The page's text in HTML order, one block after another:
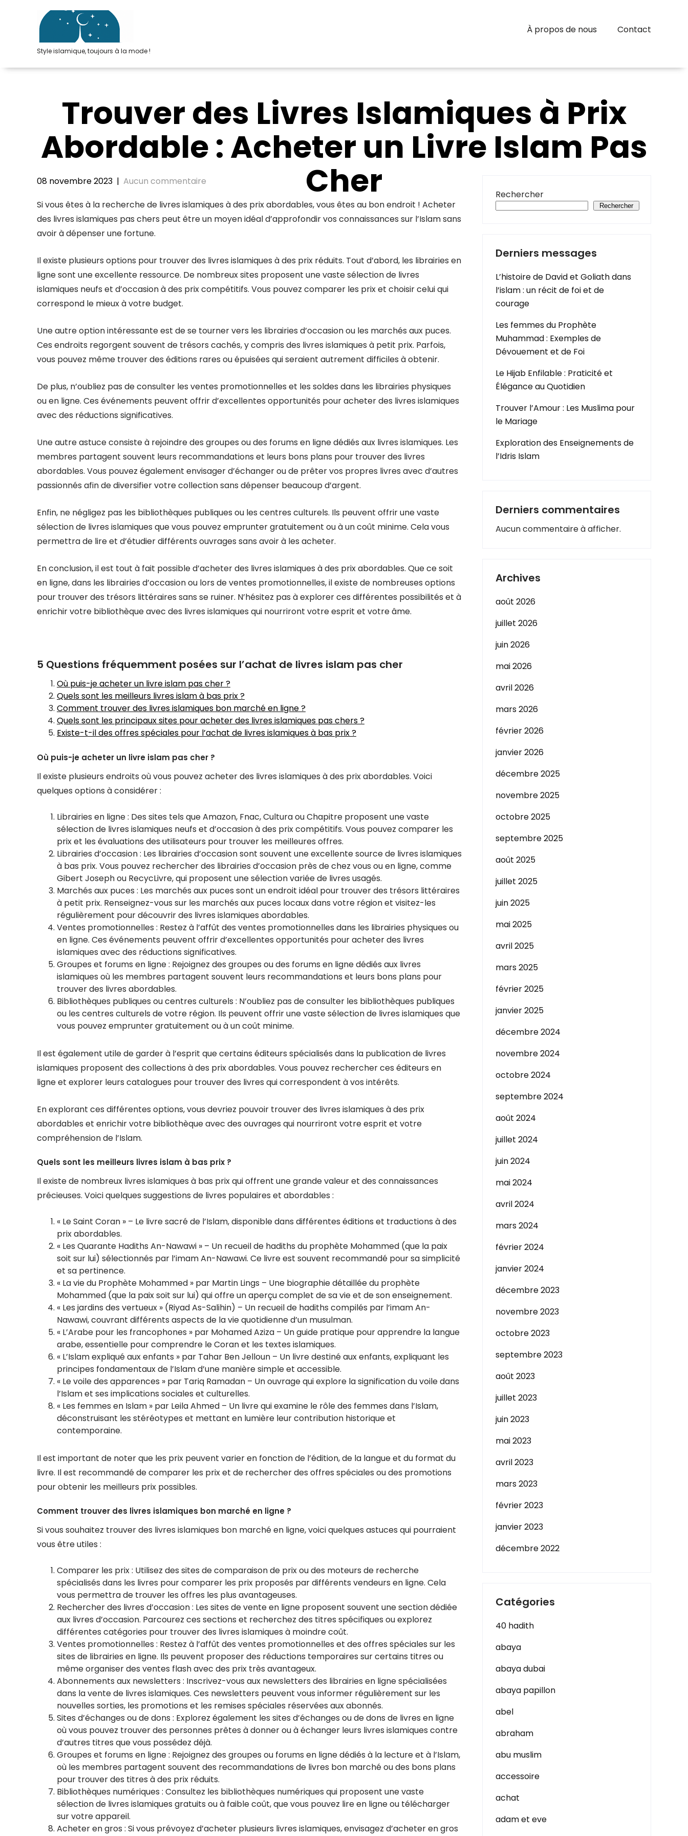
Style islamique, toujours à la mode !
À propos de nous Contact
Trouver des Livres Islamiques à Prix
Abordable : Acheter un Livre Islam Pas
Cher
08 novembre 2023 | Aucun commentaire
Si vous êtes à la recherche de livres islamiques à des prix abordables, vous êtes au bon endroit ! Acheter
des livres islamiques pas chers peut être un moyen idéal d’approfondir vos connaissances sur l’Islam sans
avoir à dépenser une fortune.
Il existe plusieurs options pour trouver des livres islamiques à des prix réduits. Tout d’abord, les librairies en
ligne sont une excellente ressource. De nombreux sites proposent une vaste sélection de livres
islamiques neufs et d’occasion à des prix compétitifs. Vous pouvez comparer les prix et choisir celui qui
correspond le mieux à votre budget.
Une autre option intéressante est de se tourner vers les librairies d’occasion ou les marchés aux puces.
Ces endroits regorgent souvent de trésors cachés, y compris des livres islamiques à petit prix. Parfois,
vous pouvez même trouver des éditions rares ou épuisées qui seraient autrement difficiles à obtenir.
De plus, n’oubliez pas de consulter les ventes promotionnelles et les soldes dans les librairies physiques
ou en ligne. Ces événements peuvent offrir d’excellentes opportunités pour acheter des livres islamiques
avec des réductions significatives.
Une autre astuce consiste à rejoindre des groupes ou des forums en ligne dédiés aux livres islamiques. Les
membres partagent souvent leurs recommandations et leurs bons plans pour trouver des livres
abordables. Vous pouvez également envisager d’échanger ou de prêter vos propres livres avec d’autres
passionnés afin de diversifier votre collection sans dépenser beaucoup d’argent.
Enfin, ne négligez pas les bibliothèques publiques ou les centres culturels. Ils peuvent offrir une vaste
sélection de livres islamiques que vous pouvez emprunter gratuitement ou à un coût minime. Cela vous
permettra de lire et d’étudier différents ouvrages sans avoir à les acheter.
En conclusion, il est tout à fait possible d’acheter des livres islamiques à des prix abordables. Que ce soit
en ligne, dans les librairies d’occasion ou lors de ventes promotionnelles, il existe de nombreuses options
pour trouver des trésors littéraires sans se ruiner. N’hésitez pas à explorer ces différentes possibilités et à
enrichir votre bibliothèque avec des livres islamiques qui nourriront votre esprit et votre âme.
5 Questions fréquemment posées sur l’achat de livres islam pas cher
Où puis-je acheter un livre islam pas cher ?
Quels sont les meilleurs livres islam à bas prix ?
Comment trouver des livres islamiques bon marché en ligne ?
Quels sont les principaux sites pour acheter des livres islamiques pas chers ?
Existe-t-il des offres spéciales pour l’achat de livres islamiques à bas prix ?
Où puis-je acheter un livre islam pas cher ?
Il existe plusieurs endroits où vous pouvez acheter des livres islamiques à des prix abordables. Voici
quelques options à considérer :
Librairies en ligne : Des sites tels que Amazon, Fnac, Cultura ou Chapitre proposent une vaste
sélection de livres islamiques neufs et d’occasion à des prix compétitifs. Vous pouvez comparer les
prix et les évaluations des utilisateurs pour trouver les meilleures offres.
Librairies d’occasion : Les librairies d’occasion sont souvent une excellente source de livres islamiques
à bas prix. Vous pouvez rechercher des librairies d’occasion près de chez vous ou en ligne, comme
Gibert Joseph ou RecycLivre, qui proposent une sélection variée de livres usagés.
Marchés aux puces : Les marchés aux puces sont un endroit idéal pour trouver des trésors littéraires
à petit prix. Renseignez-vous sur les marchés aux puces locaux dans votre région et visitez-les
régulièrement pour découvrir des livres islamiques abordables.
Ventes promotionnelles : Restez à l’affût des ventes promotionnelles dans les librairies physiques ou
en ligne. Ces événements peuvent offrir d’excellentes opportunités pour acheter des livres
islamiques avec des réductions significatives.
Groupes et forums en ligne : Rejoignez des groupes ou des forums en ligne dédiés aux livres
islamiques où les membres partagent souvent leurs recommandations et leurs bons plans pour
trouver des livres abordables.
Bibliothèques publiques ou centres culturels : N’oubliez pas de consulter les bibliothèques publiques
ou les centres culturels de votre région. Ils peuvent offrir une vaste sélection de livres islamiques que
vous pouvez emprunter gratuitement ou à un coût minime.
Il est également utile de garder à l’esprit que certains éditeurs spécialisés dans la publication de livres
islamiques proposent des collections à des prix abordables. Vous pouvez rechercher ces éditeurs en
ligne et explorer leurs catalogues pour trouver des livres qui correspondent à vos intérêts.
En explorant ces différentes options, vous devriez pouvoir trouver des livres islamiques à des prix
abordables et enrichir votre bibliothèque avec des ouvrages qui nourriront votre esprit et votre
compréhension de l’Islam.
Quels sont les meilleurs livres islam à bas prix ?
Il existe de nombreux livres islamiques à bas prix qui offrent une grande valeur et des connaissances
précieuses. Voici quelques suggestions de livres populaires et abordables :
« Le Saint Coran » – Le livre sacré de l’Islam, disponible dans différentes éditions et traductions à des
prix abordables.
« Les Quarante Hadiths An-Nawawi » – Un recueil de hadiths du prophète Mohammed (que la paix
soit sur lui) sélectionnés par l’imam An-Nawawi. Ce livre est souvent recommandé pour sa simplicité
et sa pertinence.
« La vie du Prophète Mohammed » par Martin Lings – Une biographie détaillée du prophète
Mohammed (que la paix soit sur lui) qui offre un aperçu complet de sa vie et de son enseignement.
« Les jardins des vertueux » (Riyad As-Salihin) – Un recueil de hadiths compilés par l’imam An-
Nawawi, couvrant différents aspects de la vie quotidienne d’un musulman.
« L’Arabe pour les francophones » par Mohamed Aziza – Un guide pratique pour apprendre la langue
arabe, essentielle pour comprendre le Coran et les textes islamiques.
« L’Islam expliqué aux enfants » par Tahar Ben Jelloun – Un livre destiné aux enfants, expliquant les
principes fondamentaux de l’Islam d’une manière simple et accessible.
« Le voile des apparences » par Tariq Ramadan – Un ouvrage qui explore la signification du voile dans
l’Islam et ses implications sociales et culturelles.
« Les femmes en Islam » par Leila Ahmed – Un livre qui examine le rôle des femmes dans l’Islam,
déconstruisant les stéréotypes et mettant en lumière leur contribution historique et
contemporaine.
Il est important de noter que les prix peuvent varier en fonction de l’édition, de la langue et du format du
livre. Il est recommandé de comparer les prix et de rechercher des offres spéciales ou des promotions
pour obtenir les meilleurs prix possibles.
Comment trouver des livres islamiques bon marché en ligne ?
Si vous souhaitez trouver des livres islamiques bon marché en ligne, voici quelques astuces qui pourraient
vous être utiles :
Comparer les prix : Utilisez des sites de comparaison de prix ou des moteurs de recherche
spécialisés dans les livres pour comparer les prix proposés par différents vendeurs en ligne. Cela
vous permettra de trouver les offres les plus avantageuses.
Rechercher des livres d’occasion : Les sites de vente en ligne proposent souvent une section dédiée
aux livres d’occasion. Parcourez ces sections et recherchez des titres spécifiques ou explorez
différentes catégories pour trouver des livres islamiques à moindre coût.
Ventes promotionnelles : Restez à l’affût des ventes promotionnelles et des offres spéciales sur les
sites de librairies en ligne. Ils peuvent proposer des réductions temporaires sur certains titres ou
même organiser des ventes flash avec des prix très avantageux.
Abonnements aux newsletters : Inscrivez-vous aux newsletters des librairies en ligne spécialisées
dans la vente de livres islamiques. Ces newsletters peuvent vous informer régulièrement sur les
nouvelles sorties, les promotions et les remises spéciales réservées aux abonnés.
Sites d’échanges ou de dons : Explorez également les sites d’échanges ou de dons de livres en ligne
où vous pouvez trouver des personnes prêtes à donner ou à échanger leurs livres islamiques contre
d’autres titres que vous possédez déjà.
Groupes et forums en ligne : Rejoignez des groupes ou forums en ligne dédiés à la lecture et à l’Islam,
où les membres partagent souvent des recommandations de livres bon marché ou des bons plans
pour trouver des titres à des prix réduits.
Bibliothèques numériques : Consultez les bibliothèques numériques qui proposent une vaste
sélection de livres islamiques gratuits ou à faible coût, que vous pouvez lire en ligne ou télécharger
sur votre appareil.
Acheter en gros : Si vous prévoyez d’acheter plusieurs livres islamiques, envisagez d’acheter en gros
Rechercher
Rechercher
Derniers messages
L’histoire de David et Goliath dans
l’islam : un récit de foi et de
courage
Les femmes du Prophète
Muhammad : Exemples de
Dévouement et de Foi
Le Hijab Enfilable : Praticité et
Élégance au Quotidien
Trouver l’Amour : Les Muslima pour
le Mariage
Exploration des Enseignements de
l’Idris Islam
Derniers commentaires
Aucun commentaire à afficher.
Archives
août 2026
juillet 2026
juin 2026
mai 2026
avril 2026
mars 2026
février 2026
janvier 2026
décembre 2025
novembre 2025
octobre 2025
septembre 2025
août 2025
juillet 2025
juin 2025
mai 2025
avril 2025
mars 2025
février 2025
janvier 2025
décembre 2024
novembre 2024
octobre 2024
septembre 2024
août 2024
juillet 2024
juin 2024
mai 2024
avril 2024
mars 2024
février 2024
janvier 2024
décembre 2023
novembre 2023
octobre 2023
septembre 2023
août 2023
juillet 2023
juin 2023
mai 2023
avril 2023
mars 2023
février 2023
janvier 2023
décembre 2022
Catégories
40 hadith
abaya
abaya dubai
abaya papillon
abel
abraham
abu muslim
accessoire
achat
adam et eve